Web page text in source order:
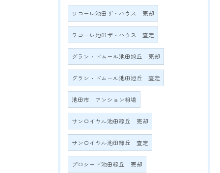
ワコーレ池田ザ・ハウス 売却
ワコーレ池田ザ・ハウス 査定
グラン・ドムール池田旭丘 売却
グラン・ドムール池田旭丘 査定
池田市 アンション相場
サンロイヤル池田緑丘 売却
サンロイヤル池田緑丘 査定
プロシード池田緑丘 売却